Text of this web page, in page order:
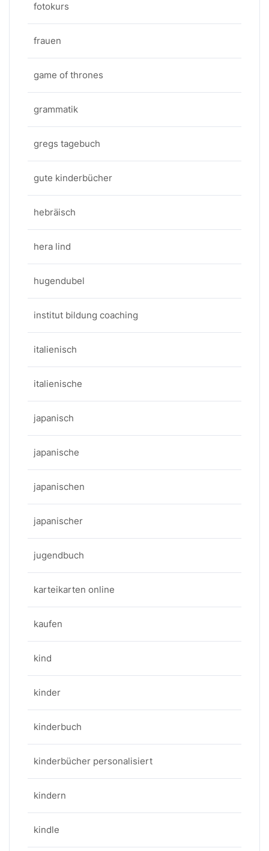
fotokurs
frauen
game of thrones
grammatik
gregs tagebuch
gute kinderbücher
hebräisch
hera lind
hugendubel
institut bildung coaching
italienisch
italienische
japanisch
japanische
japanischen
japanischer
jugendbuch
karteikarten online
kaufen
kind
kinder
kinderbuch
kinderbücher personalisiert
kindern
kindle